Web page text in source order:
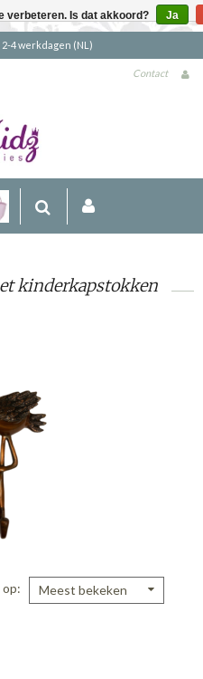
werkdagen (NL)
Contact
kinderkapstokken
Meest bekeken
verbeteren. Is dat akkoord? Ja